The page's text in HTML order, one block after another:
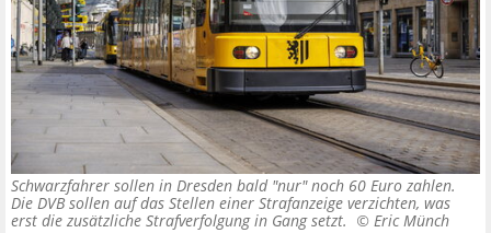
Schwarzfahrer sollen in Dresden bald "nur" noch 60 Euro zahlen.
Die DVB sollen auf das Stellen einer Strafanzeige verzichten, was
erst die zusätzliche Strafverfolgung in Gang setzt. © Eric Münch